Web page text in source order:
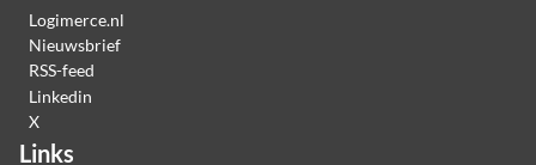
Logimerce.nl
Nieuwsbrief
RSS-feed
Linkedin
X
Links